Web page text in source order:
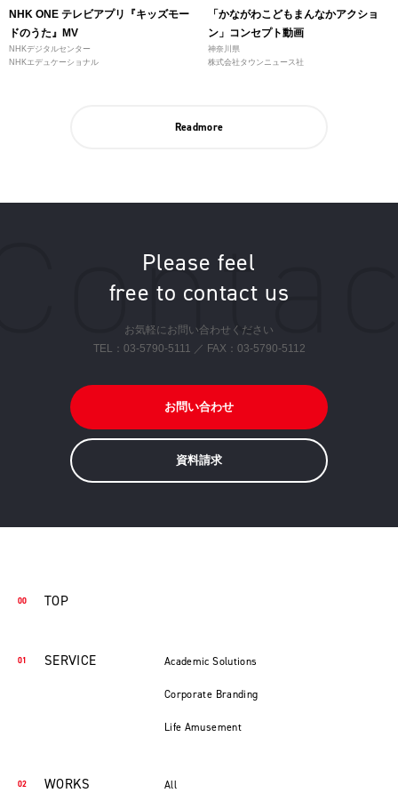
NHK ONE テレビアプリ『キッズモー
ドのうた』MV
NHKデジタルセンター
NHKエデュケーショナル
「かながわこどもまんなかアクショ
ン」コンセプト動画
神奈川県
株式会社タウンニュース社
Readmore
Please feel
free to contact us
お気軽にお問い合わせください
TEL： 03-5790-5111 ／ FAX：03-5790-5112
お問い合わせ
資料請求
TOP
SERVICE Academic Solutions
Corporate Branding
Life Amusement
WORKS All